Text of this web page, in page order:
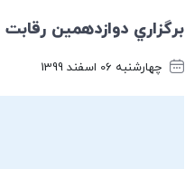
برگزاري دوازدهمين
چهارشنبه 06 اسفند 1399